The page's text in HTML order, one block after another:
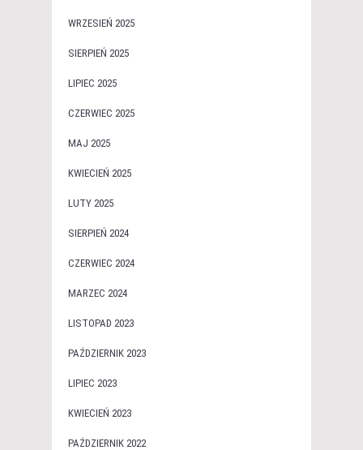
WRZESIEŃ 2025
SIERPIEŃ 2025
LIPIEC 2025
CZERWIEC 2025
MAJ 2025
KWIECIEŃ 2025
LUTY 2025
SIERPIEŃ 2024
CZERWIEC 2024
MARZEC 2024
LISTOPAD 2023
PAŹDZIERNIK 2023
LIPIEC 2023
KWIECIEŃ 2023
PAŹDZIERNIK 2022